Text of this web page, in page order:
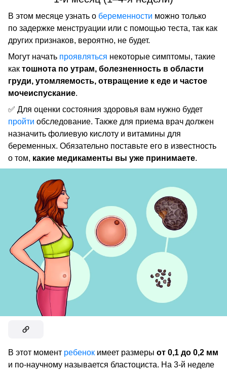
В этом месяце узнать о беременности можно только
по задержке менструации или с помощью теста, так как
других признаков, вероятно, не будет.
Могут начать проявляться некоторые симптомы, такие
как тошнота по утрам, болезненность в области
груди, утомляемость, отвращение к еде и частое
мочеиспускание.
✅ Для оценки состояния здоровья вам нужно будет
пройти обследование. Также для приема врач должен
назначить фолиевую кислоту и витамины для
беременных. Обязательно поставьте его в известность
о том, какие медикаменты вы уже принимаете.
В этот момент ребенок имеет размеры от 0,1 до 0,2 мм
и по-научному называется бластоциста. На 3-й неделе